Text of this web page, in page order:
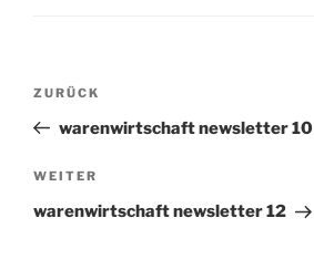
Beitragsnavigation
Vorheriger
Beitrag
ZURÜCK
warenwirtschaft newsletter 10
Nächster
Beitrag
WEITER
warenwirtschaft newsletter 12